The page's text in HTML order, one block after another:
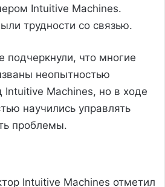
Intuitive Machines.
трудности со связью.
подчеркнули, что многие
неопытностью
Intuitive Machines, но в ходе
научились управлять
проблемы.
Intuitive Machines отметил